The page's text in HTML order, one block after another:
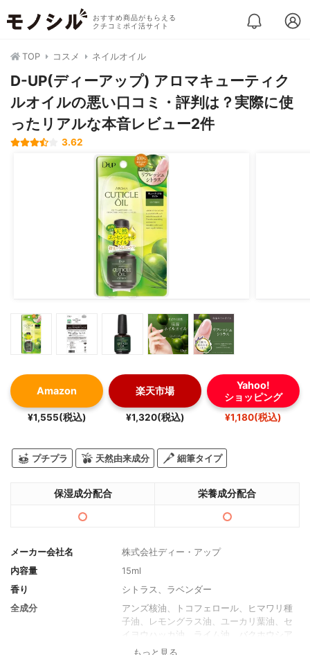
おすすめ商品がもらえる
クチコミポイ活サイト
TOP コスメ ネイルオイル
D-UP(ディーアップ) アロマキューティク
ルオイルの悪い口コミ・評判は？実際に使
ったリアルな本音レビュー2件
3.62
Amazon
¥1,555(税込)
楽天市場
¥1,320(税込)
Yahoo!
ショッピング
¥1,180(税込)
プチプラ 天然由来成分 細筆タイプ
保湿成分配合 栄養成分配合
メーカー会社名
株式会社ディー・アップ
内容量
15ml
香り
シトラス、ラベンダー
全成分
アンズ核油、トコフェロール、ヒマワリ種
子油、レモングラス油、ユーカリ葉油、セ
イヨウハッカ油、ライム油、バクホウシア
シトリオドラ葉油
もっと見る